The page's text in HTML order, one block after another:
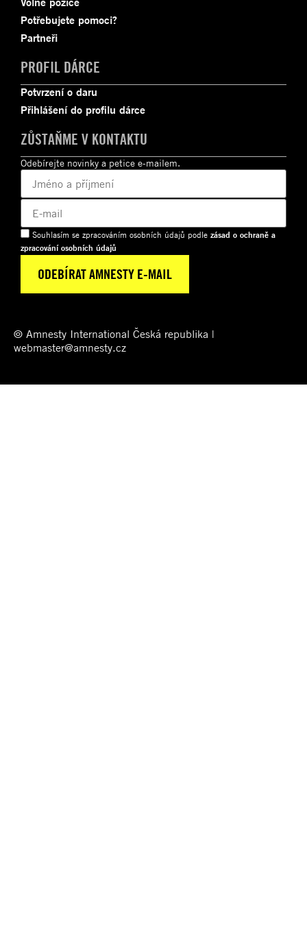
Potřebujete pomoci?
Partneři
PROFIL DÁRCE
Potvrzení o daru
Přihlášení do profilu dárce
ZŮSTAŇME V KONTAKTU
Odebírejte novinky a petice e-mailem.
Souhlasím se zpracováním osobních údajů podle zásad o ochraně a
zpracování osobních údajů
© Amnesty International Česká republika |
webmaster@amnesty.cz